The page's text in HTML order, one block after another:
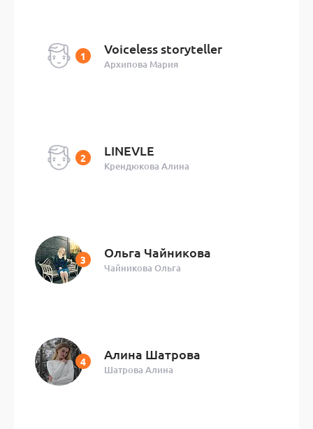
Voiceless storyteller
Архипова Мария
LINEVLE
Крендюкова Алина
Ольга Чайникова
Чайникова Ольга
Алина Шатрова
Шатрова Алина